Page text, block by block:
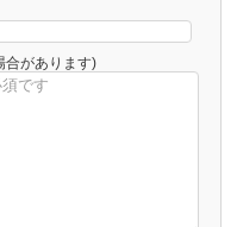
合があります)